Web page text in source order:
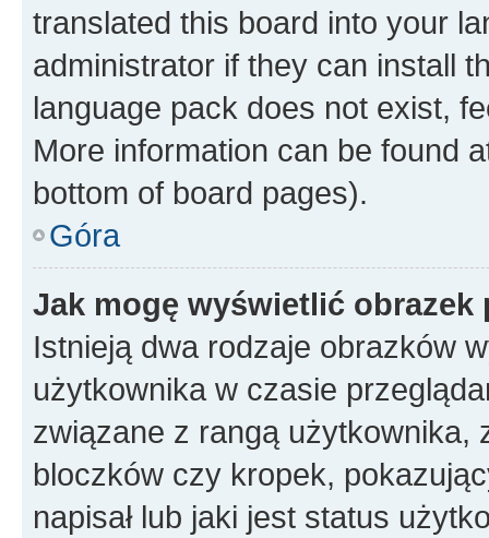
translated this board into your
administrator if they can install
language pack does not exist,
More information can be found
bottom of board pages).
Góra
Jak mogę wyświetlić
Istnieją dwa rodzaje obrazków
użytkownika w czasie
związane z rangą użytkownika,
bloczków czy kropek,
napisał lub jaki jest status